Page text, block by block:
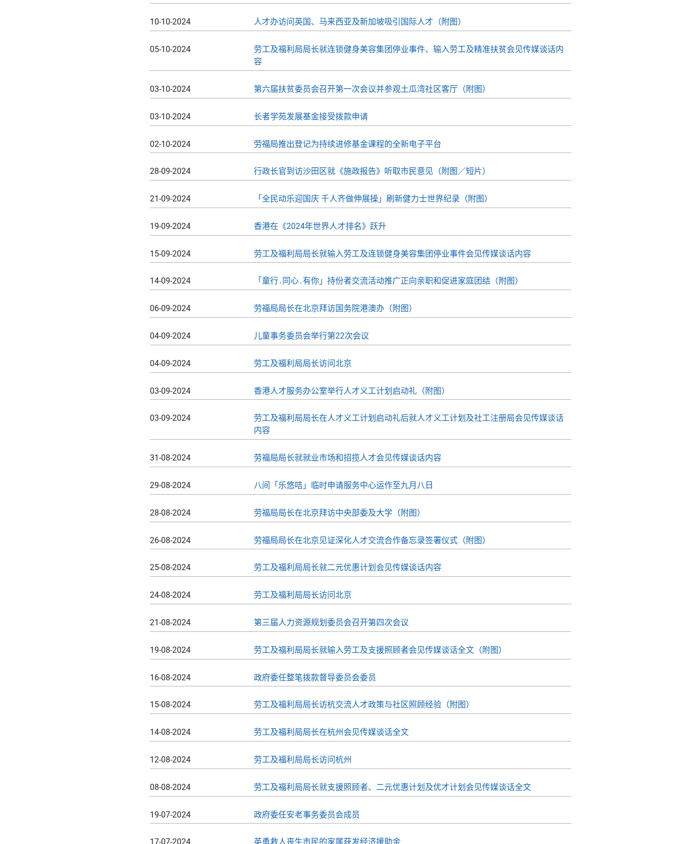
人才办访问英国、马来西亚及新加坡吸引国际人才（附图）
10-10-2024
劳工及福利局局长就连锁健身美容集团停业事件、输入劳工及精准扶贫会见传媒谈话内
容
05-10-2024
第六届扶贫委员会召开第一次会议并参观土瓜湾社区客厅（附图）
03-10-2024
长者学苑发展基金接受拨款申请
03-10-2024
劳福局推出登记为持续进修基金课程的全新电子平台
02-10-2024
行政长官到访沙田区就《施政报告》听取市民意见（附图／短片）
28-09-2024
「全民动乐迎国庆 千人齐做伸展操」刷新健力士世界纪录（附图）
21-09-2024
香港在《2024年世界人才排名》跃升
19-09-2024
劳工及福利局局长就输入劳工及连锁健身美容集团停业事件会见传媒谈话内容
15-09-2024
「童行․同心․有你」持份者交流活动推广正向亲职和促进家庭团结（附图）
14-09-2024
劳福局局长在北京拜访国务院港澳办（附图）
06-09-2024
儿童事务委员会举行第22次会议
04-09-2024
劳工及福利局局长访问北京
04-09-2024
香港人才服务办公室举行人才义工计划启动礼（附图）
03-09-2024
劳工及福利局局长在人才义工计划启动礼后就人才义工计划及社工注册局会见传媒谈话
内容
03-09-2024
劳福局局长就就业市场和招揽人才会见传媒谈话内容
31-08-2024
八间「乐悠咭」临时申请服务中心运作至九月八日
29-08-2024
劳福局局长在北京拜访中央部委及大学（附图）
28-08-2024
劳福局局长在北京见证深化人才交流合作备忘录签署仪式（附图）
26-08-2024
劳工及福利局局长就二元优惠计划会见传媒谈话内容
25-08-2024
劳工及福利局局长访问北京
24-08-2024
第三届人力资源规划委员会召开第四次会议
21-08-2024
劳工及福利局局长就输入劳工及支援照顾者会见传媒谈话全文（附图）
19-08-2024
政府委任整笔拨款督导委员会委员
16-08-2024
劳工及福利局局长访杭交流人才政策与社区照顾经验（附图）
15-08-2024
劳工及福利局局长在杭州会见传媒谈话全文
14-08-2024
劳工及福利局局长访问杭州
12-08-2024
劳工及福利局局长就支援照顾者、二元优惠计划及优才计划会见传媒谈话全文
08-08-2024
政府委任安老事务委员会成员
19-07-2024
英勇救人丧生市民的家属获发经济援助金
17-07-2024